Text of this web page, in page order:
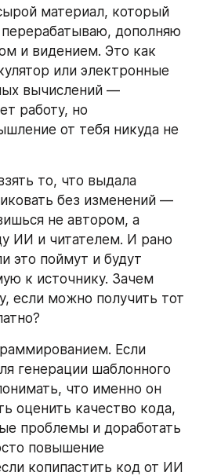
материал, который
дополняю
и видением. Это как
или электронные
вычислений —
работу, но
от тебя никуда не
то, что выдала
без изменений —
не автором, а
ИИ и читателем. И рано
это поймут и будут
к источнику. Зачем
если можно получить тот
Если
генерации шаблонного
что именно он
оценить качество кода,
проблемы и доработать
повышение
копипастить код от ИИ